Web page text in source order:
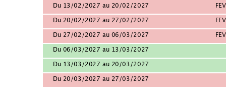
Du 13/02/2027 au 20/02/2027
Du 20/02/2027 au 27/02/2027
Du 27/02/2027 au 06/03/2027
Du 06/03/2027 au 13/03/2027
Du 13/03/2027 au 20/03/2027
Du 20/03/2027 au 27/03/2027